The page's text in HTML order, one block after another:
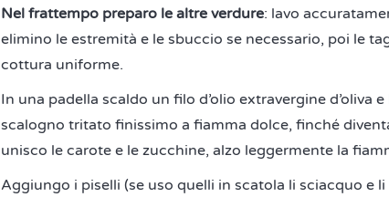
Nel frattempo preparo le altre verdure: lavo
elimino le estremità e le sbuccio se necessario, poi le
cottura uniforme.
In una padella scaldo un filo d’olio extravergine d’oliva
scalogno tritato finissimo a fiamma dolce, finché
unisco le carote e le zucchine, alzo leggermente la
Aggiungo i piselli (se uso quelli in scatola li sciacquo e